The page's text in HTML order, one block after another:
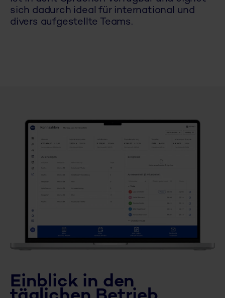
sich dadurch ideal für international und
divers aufgestellte Teams.
Einblick in den